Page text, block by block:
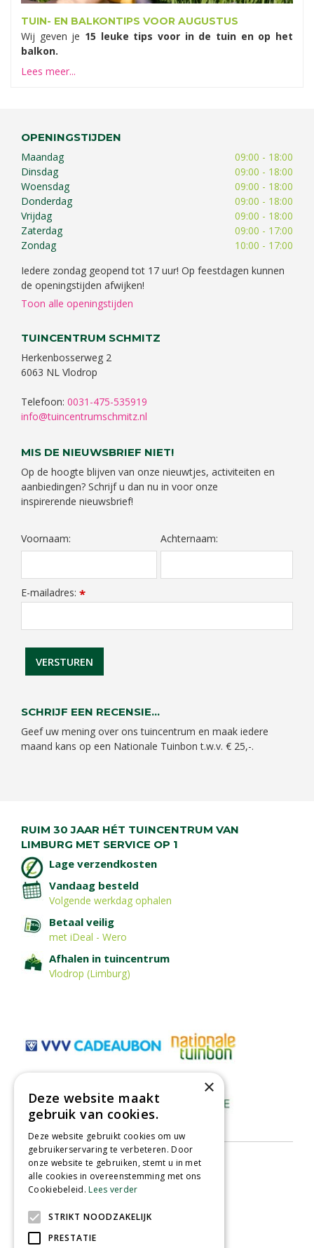
TUIN- EN BALKONTIPS VOOR AUGUSTUS
Wij geven je 15 leuke tips voor in de tuin en op het
balkon.
Lees meer...
OPENINGSTIJDEN
Maandag
09:00 - 18:00
Dinsdag
09:00 - 18:00
Woensdag
09:00 - 18:00
Donderdag
09:00 - 18:00
Vrijdag
09:00 - 18:00
Zaterdag
09:00 - 17:00
Zondag
10:00 - 17:00
Iedere zondag geopend tot 17 uur! Op feestdagen kunnen
de openingstijden afwijken!
Toon alle openingstijden
TUINCENTRUM SCHMITZ
Herkenbosserweg 2
6063 NL Vlodrop
Telefoon: 0031-475-535919
info@tuincentrumschmitz.nl
MIS DE NIEUWSBRIEF NIET!
Op de hoogte blijven van onze nieuwtjes, activiteiten en
aanbiedingen? Schrijf u dan nu in voor onze
inspirerende nieuwsbrief!
Voornaam: Achternaam:
E-mailadres: *
SCHRIJF EEN RECENSIE...
Geef uw mening over ons tuincentrum en maak iedere
maand kans op een Nationale Tuinbon t.w.v. € 25,-.
RUIM 30 JAAR HÉT TUINCENTRUM VAN
LIMBURG MET SERVICE OP 1
Lage verzendkosten
Vandaag besteld
Volgende werkdag ophalen
Betaal veilig
met iDeal - Wero
Afhalen in tuincentrum
Vlodrop (Limburg)
×
Deze website maakt
gebruik van cookies.
Deze website gebruikt cookies om uw
gebruikerservaring te verbeteren. Door
onze website te gebruiken, stemt u in met
alle cookies in overeenstemming met ons
Cookiebeleid.Lees verder
STRIKT NOODZAKELIJK
PRESTATIE